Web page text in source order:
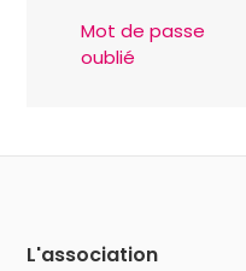
Mot de passe
oublié
L'association